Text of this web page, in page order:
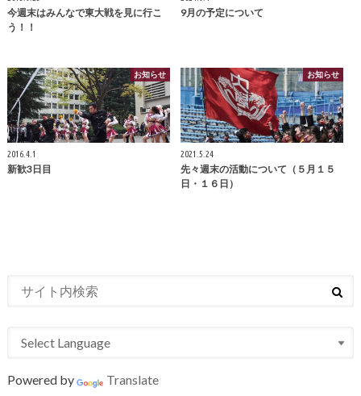
今週末はみんなで東大戦を見に行こ
う！！
9月の予定について
お知らせ
2016.4.1
新歓3日目
お知らせ
2021.5.24
先々週末の活動について（５月１５
日・１６日）
Powered by Translate